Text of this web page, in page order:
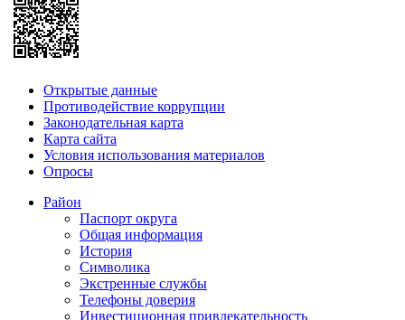
Открытые данные
Противодействие коррупции
Законодательная карта
Карта сайта
Условия использования материалов
Опросы
Район
Паспорт округа
Общая информация
История
Символика
Экстренные службы
Телефоны доверия
Инвестиционная привлекательность